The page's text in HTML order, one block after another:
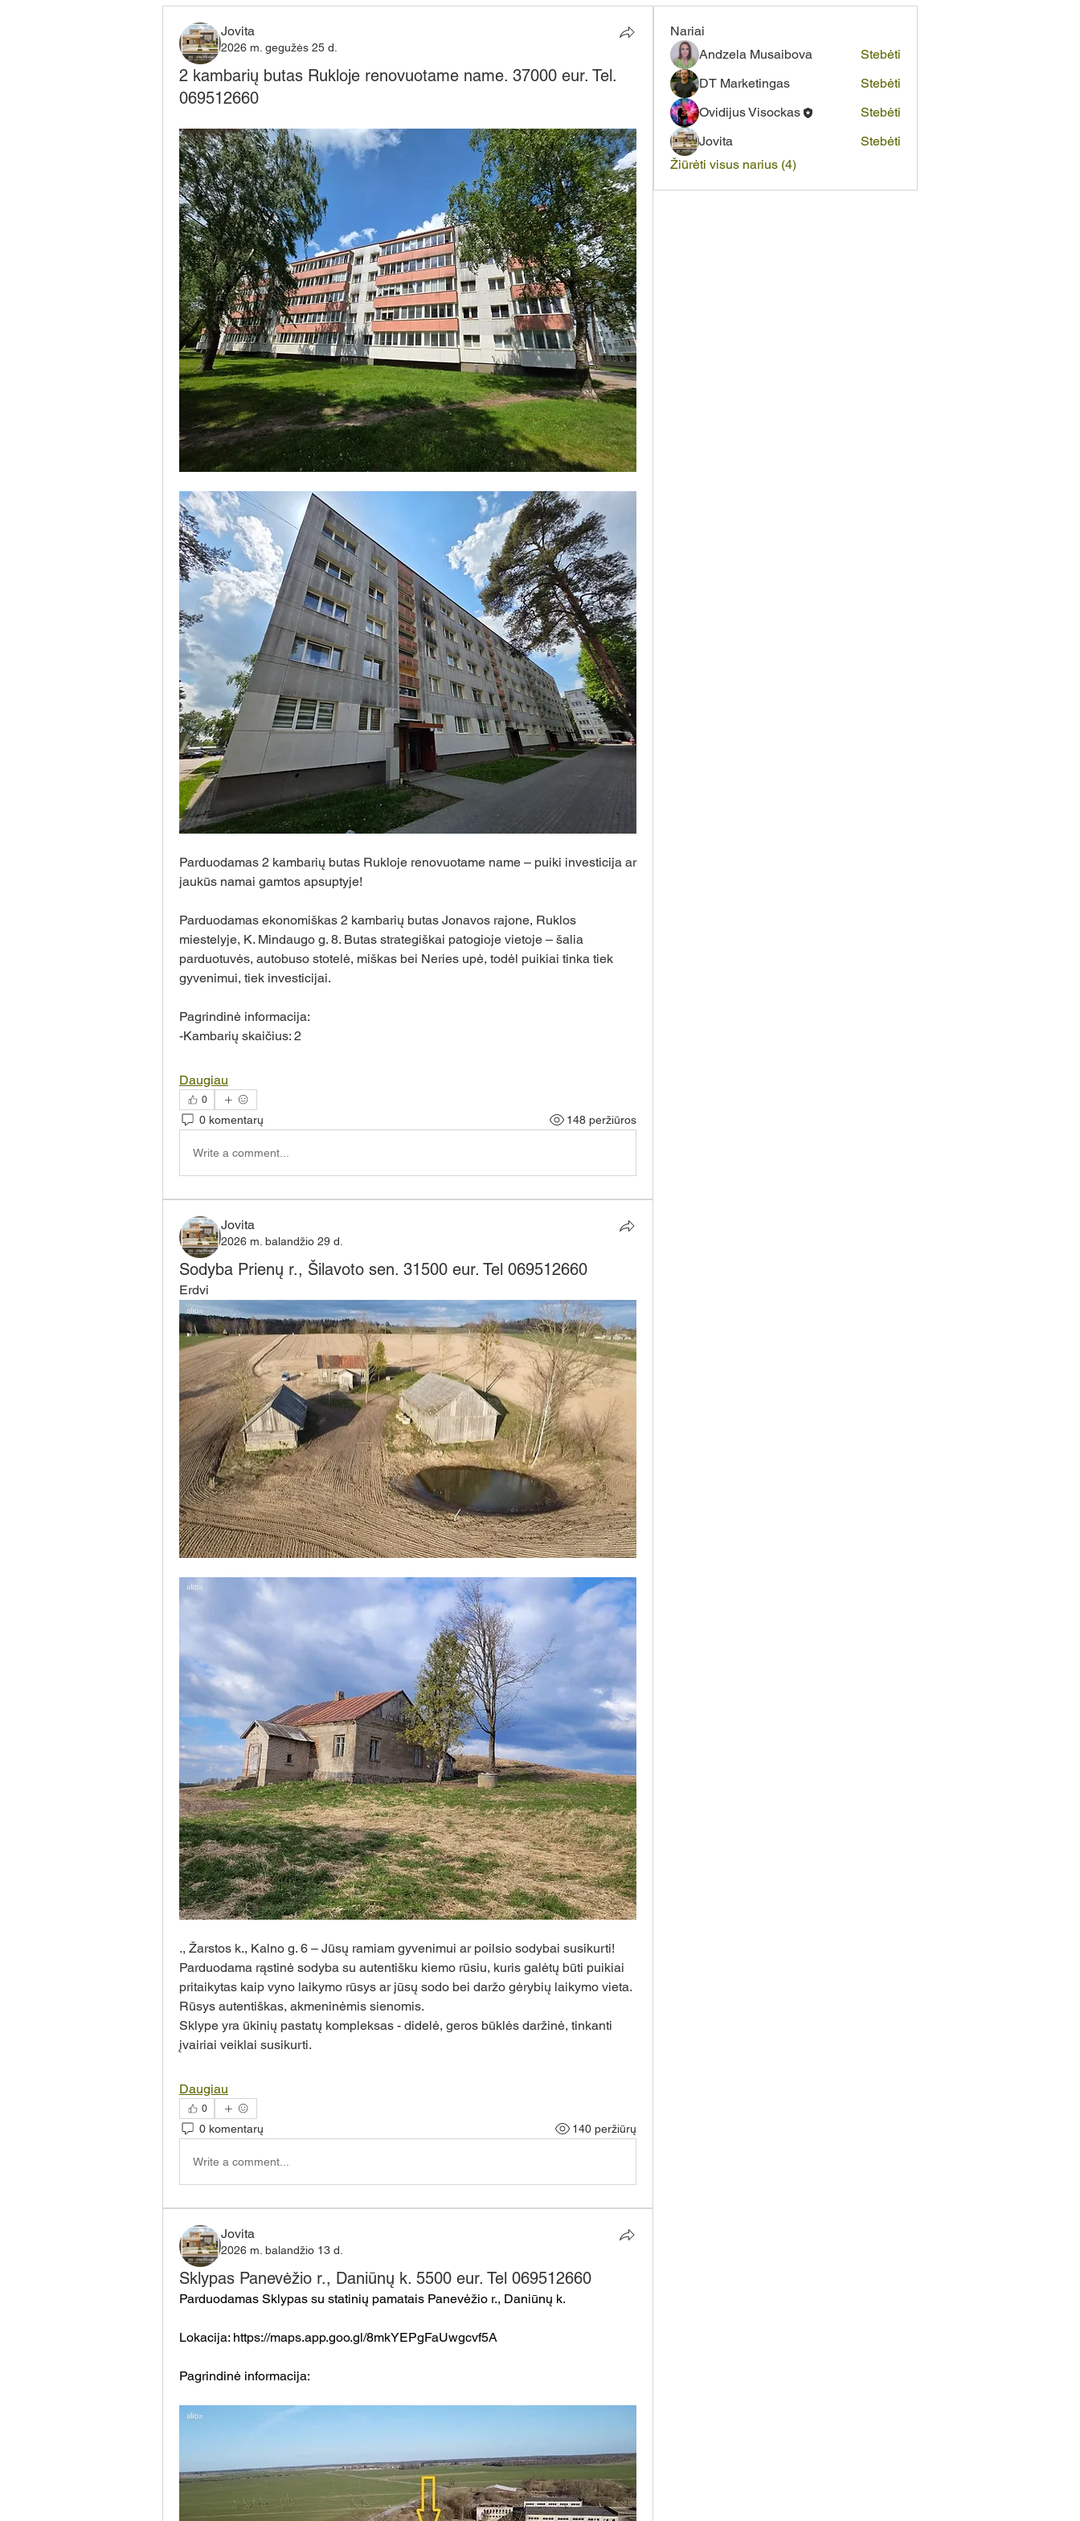
Jovita
2026 m. gegužės 25 d.
2 kambarių butas Rukloje renovuotame name. 37000 eur. Tel.
069512660
Parduodamas 2 kambarių butas Rukloje renovuotame name – puiki investicija ar
jaukūs namai gamtos apsuptyje!
Parduodamas ekonomiškas 2 kambarių butas Jonavos rajone, Ruklos
miestelyje, K. Mindaugo g. 8. Butas strategiškai patogioje vietoje – šalia
parduotuvės, autobuso stotelė, miškas bei Neries upė, todėl puikiai tinka tiek
gyvenimui, tiek investicijai.
Pagrindinė informacija:
-Kambarių skaičius: 2
Daugiau
0
0 komentarų 148 peržiūros
Write a comment...
Jovita
2026 m. balandžio 29 d.
Sodyba Prienų r., Šilavoto sen. 31500 eur. Tel 069512660
Erdvi
., Žarstos k., Kalno g. 6 – Jūsų ramiam gyvenimui ar poilsio sodybai susikurti!
Parduodama rąstinė sodyba su autentišku kiemo rūsiu, kuris galėtų būti puikiai
pritaikytas kaip vyno laikymo rūsys ar jūsų sodo bei daržo gėrybių laikymo vieta.
Rūsys autentiškas, akmeninėmis sienomis.
Sklype yra ūkinių pastatų kompleksas - didelė, geros būklės daržinė, tinkanti
įvairiai veiklai susikurti.
Daugiau
0
0 komentarų 140 peržiūrų
Write a comment...
Jovita
2026 m. balandžio 13 d.
Sklypas Panevėžio r., Daniūnų k. 5500 eur. Tel 069512660
Parduodamas Sklypas su statinių pamatais Panevėžio r., Daniūnų k.
Lokacija: https://maps.app.goo.gl/8mkYEPgFaUwgcvf5A
Pagrindinė informacija:
Nariai
Andzela Musaibova
Stebėti
DT Marketingas
Stebėti
Ovidijus Visockas
Stebėti
Jovita
Stebėti
Žiūrėti visus narius (4)